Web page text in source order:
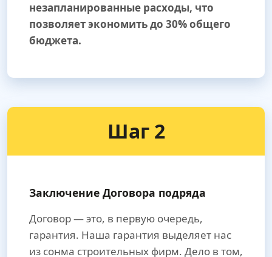
незапланированные расходы, что
позволяет экономить до 30% общего
бюджета.
Шаг 2
Заключение Договора подряда
Договор — это, в первую очередь,
гарантия. Наша гарантия выделяет нас
из сонма строительных фирм. Дело в том,